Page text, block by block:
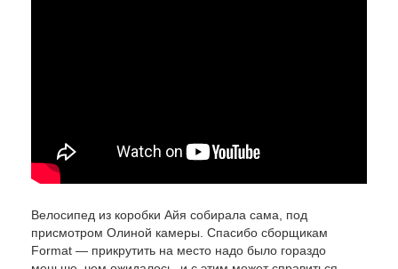
Велосипед из коробки Айя собирала сама, под
присмотром Олиной камеры. Спасибо сборщикам
Format — прикрутить на место надо было гораздо